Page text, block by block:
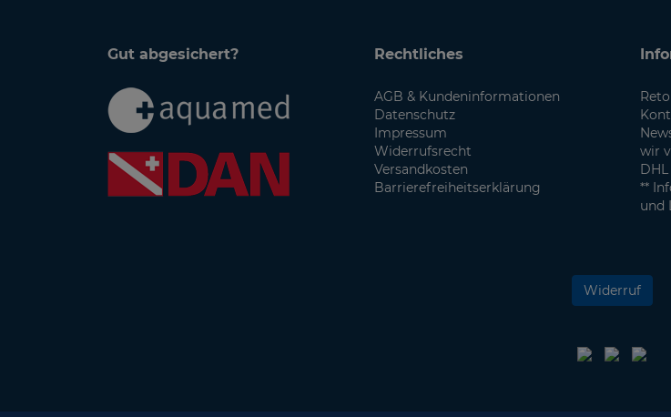
Gut abgesichert? Rechtliches
AGB & Kundeninformationen
Datenschutz
Impressum
Widerrufsrecht
Versandkosten
Barrierefreiheitserklärung
wir
DHL
**
und
Widerruf